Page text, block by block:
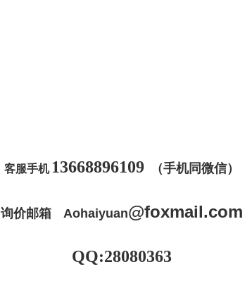
客服手机 13668896109 （手机同微信）
询价邮箱Aohaiyuan@foxmail.com
QQ:28080363